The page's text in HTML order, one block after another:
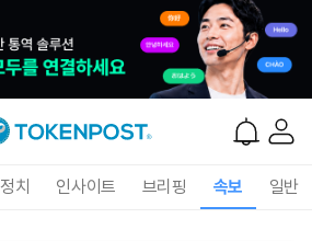
정치 인사이트 브리핑 속보 일반
₩1,459(-0.01%)